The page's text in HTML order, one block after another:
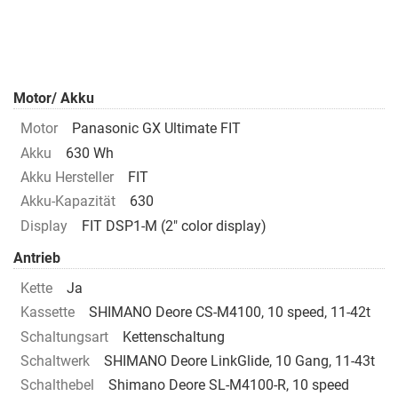
Motor/ Akku
Motor
Panasonic GX Ultimate FIT
Akku
630 Wh
Akku Hersteller
FIT
Akku-Kapazität
630
Display
FIT DSP1-M (2" color display)
Antrieb
Kette
Ja
Kassette
SHIMANO Deore CS-M4100, 10 speed, 11-42t
Schaltungsart
Kettenschaltung
Schaltwerk
SHIMANO Deore LinkGlide, 10 Gang, 11-43t
Schalthebel
Shimano Deore SL-M4100-R, 10 speed